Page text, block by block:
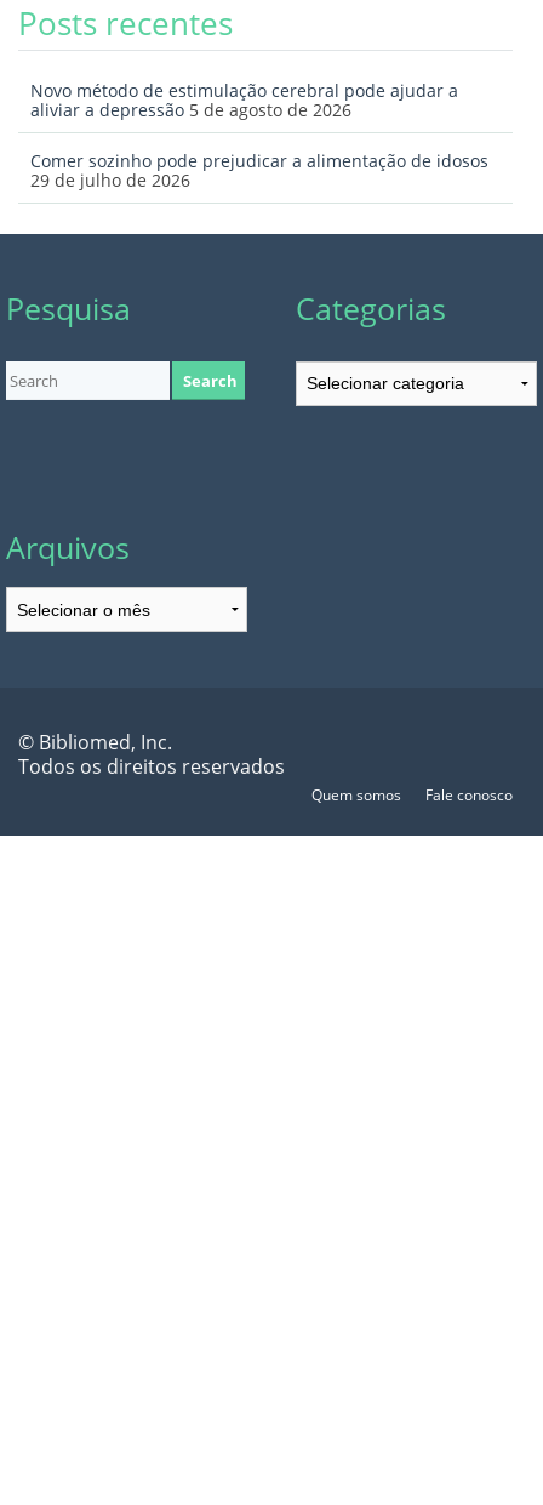
Posts recentes
Novo método de estimulação cerebral pode ajudar a
aliviar a depressão 5 de agosto de 2026
Comer sozinho pode prejudicar a alimentação de idosos
29 de julho de 2026
Pesquisa Categorias
Categorias
Arquivos
Arquivos
© Bibliomed, Inc.
Todos os direitos reservados
Quem somos Fale conosco